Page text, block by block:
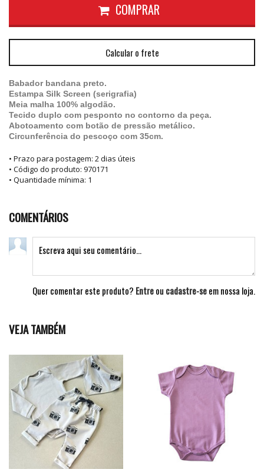
COMPRAR
Calcular o frete
Babador bandana preto.
Estampa Silk Screen (serigrafia)
Meia malha 100% algodão.
Tecido duplo com pesponto no contorno da peça.
Abotoamento com botão de pressão metálico.
Circunferência do pescoço com 35cm.
• Prazo para postagem: 2 dias úteis
• Código do produto: 970171
• Quantidade mínima: 1
COMENTÁRIOS
Quer comentar este produto? Entreou cadastre-seem nossa loja.
VEJA TAMBÉM